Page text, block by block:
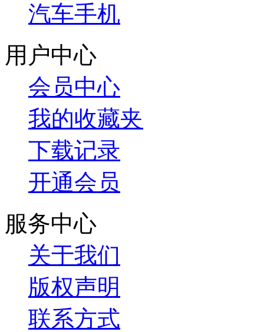
汽车手机
用户中心
会员中心
我的收藏夹
下载记录
开通会员
服务中心
关于我们
版权声明
联系方式